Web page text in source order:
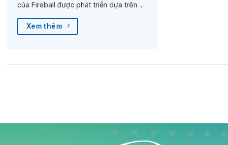
của Fireball được phát triển dựa trên ...
Xem thêm